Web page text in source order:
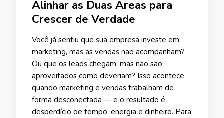
Alinhar as Duas Áreas para
Crescer de Verdade
Você já sentiu que sua empresa investe em
marketing, mas as vendas não acompanham?
Ou que os leads chegam, mas não são
aproveitados como deveriam? Isso acontece
quando marketing e vendas trabalham de
forma desconectada — e o resultado é
desperdício de tempo, energia e dinheiro. Para